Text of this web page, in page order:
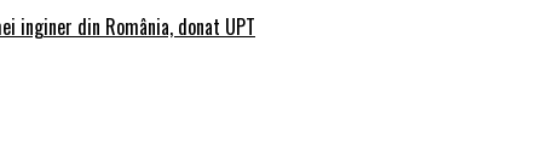
inginer din România, donat UPT